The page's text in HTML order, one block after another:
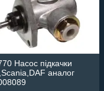
Насос підкачки
аналог